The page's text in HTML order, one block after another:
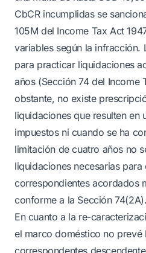
CbCR incumplidas se
105M del Income Tax Act
variables según la infracción.
para practicar liquidaciones
años (Sección 74 del Income
obstante, no existe
liquidaciones que resulten en
impuestos ni cuando se ha
limitación de cuatro años no
liquidaciones necesarias para
correspondientes acordados
conforme a la Sección 74(2A).
En cuanto a la re-
el marco doméstico no prevé
correspondentes